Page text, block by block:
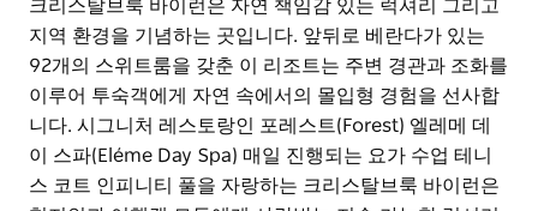
크리스탈브룩 바이런은 자연 책임감 있는 럭셔리 그리고
지역 환경을 기념하는 곳입니다. 앞뒤로 베란다가 있는
92개의 스위트룸을 갖춘 이 리조트는 주변 경관과 조화를
이루어 투숙객에게 자연 속에서의 몰입형 경험을 선사합
니다. 시그니처 레스토랑인 포레스트(Forest) 엘레메 데
이 스파(Eléme Day Spa) 매일 진행되는 요가 수업 테니
스 코트 인피니티 풀을 자랑하는 크리스탈브룩 바이런은